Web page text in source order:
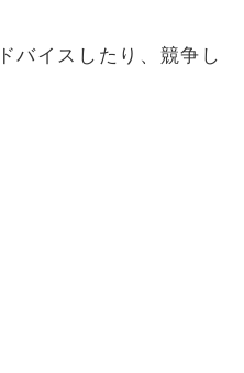
バイスしたり、競争し